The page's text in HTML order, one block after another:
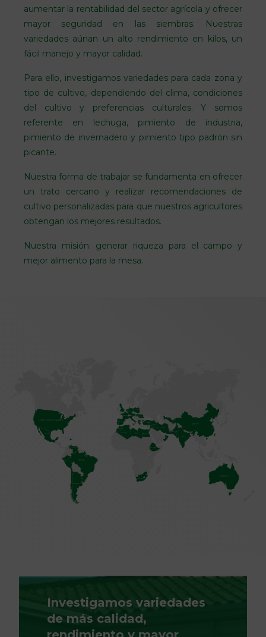
aumentar la rentabilidad del sector agrícola y ofrecer
mayor seguridad en las siembras. Nuestras
variedades aúnan un alto rendimiento en kilos, un
fácil manejo y mayor calidad.
Para ello, investigamos variedades para cada zona y
tipo de cultivo, dependiendo del clima, condiciones
del cultivo y preferencias culturales. Y somos
referente en lechuga, pimiento de industria,
pimiento de invernadero y pimiento tipo padrón sin
picante.
Nuestra forma de trabajar se fundamenta en ofrecer
un trato cercano y realizar recomendaciones de
cultivo personalizadas para que nuestros agricultores
obtengan los mejores resultados.
Nuestra misión: generar riqueza para el campo y
mejor alimento para la mesa.
Investigamos variedades
de más calidad,